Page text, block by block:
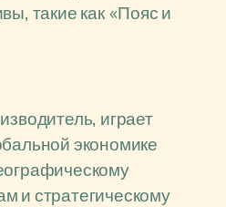
такие как «Пояс и
играет
экономике
и стратегическому